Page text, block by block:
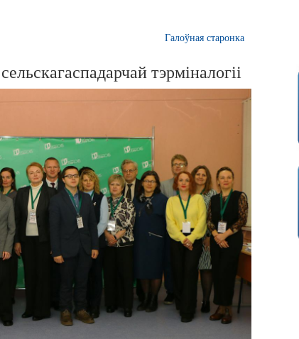
Галоўная старонка
тэрміналогіі